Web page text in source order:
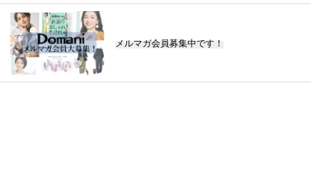
メルマガ会員募集中です！